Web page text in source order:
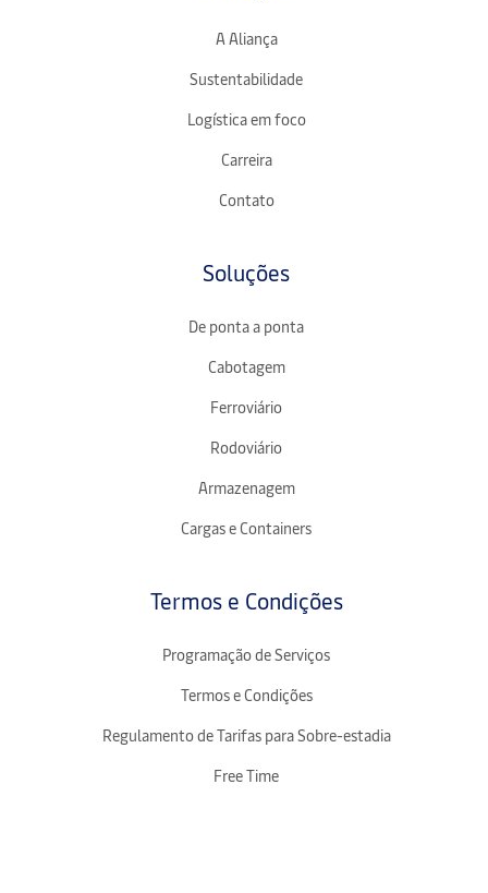
A Aliança
Sustentabilidade
Logística em foco
Carreira
Contato
Soluções
De ponta a ponta
Cabotagem
Ferroviário
Rodoviário
Armazenagem
Cargas e Containers
Termos e Condições
Programação de Serviços
Termos e Condições
Regulamento de Tarifas para Sobre-estadia
Free Time